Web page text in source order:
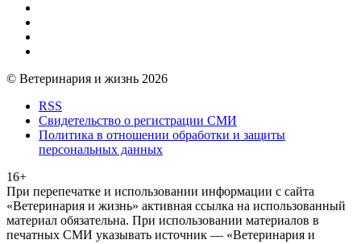
© Ветеринария и жизнь 2026
RSS
Свидетельство о регистрации СМИ
Политика в отношении обработки и защиты
персональных данных
16+
При перепечатке и использовании информации с сайта
«Ветеринария и жизнь» активная ссылка на использованный
материал обязательна. При использовании материалов в
печатных СМИ указывать источник — «Ветеринария и